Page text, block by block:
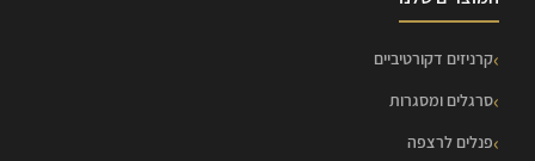
קרניזים דקורטיביים
סרגלים ומסגרות
פנלים לרצפה